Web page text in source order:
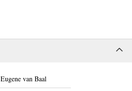
Eugene van Baal